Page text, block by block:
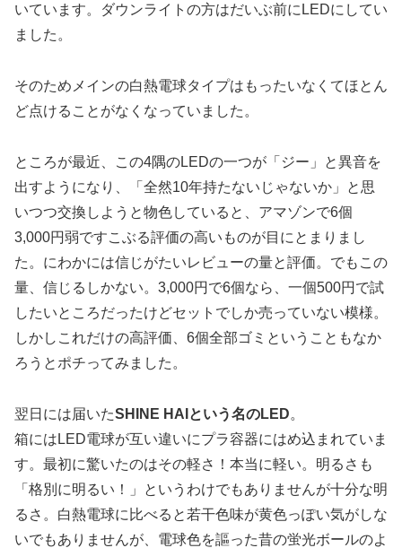
いています。ダウンライトの方はだいぶ前にLEDにしてい
ました。
そのためメインの白熱電球タイプはもったいなくてほとん
ど点けることがなくなっていました。
ところが最近、この4隅のLEDの一つが「ジー」と異音を
出すようになり、「全然10年持たないじゃないか」と思
いつつ交換しようと物色していると、アマゾンで6個
3,000円弱ですこぶる評価の高いものが目にとまりまし
た。にわかには信じがたいレビューの量と評価。でもこの
量、信じるしかない。3,000円で6個なら、一個500円で試
したいところだったけどセットでしか売っていない模様。
しかしこれだけの高評価、6個全部ゴミということもなか
ろうとポチってみました。
翌日には届いたSHINE HAIという名のLED。
箱にはLED電球が互い違いにプラ容器にはめ込まれていま
す。最初に驚いたのはその軽さ！本当に軽い。明るさも
「格別に明るい！」というわけでもありませんが十分な明
るさ。白熱電球に比べると若干色味が黄色っぽい気がしな
いでもありませんが、電球色を謳った昔の蛍光ボールのよ